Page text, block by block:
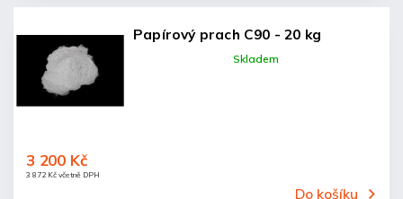
Papírový prach C90 - 20 kg
Skladem
3 872 Kč včetně DPH
3 200 Kč
Do košíku